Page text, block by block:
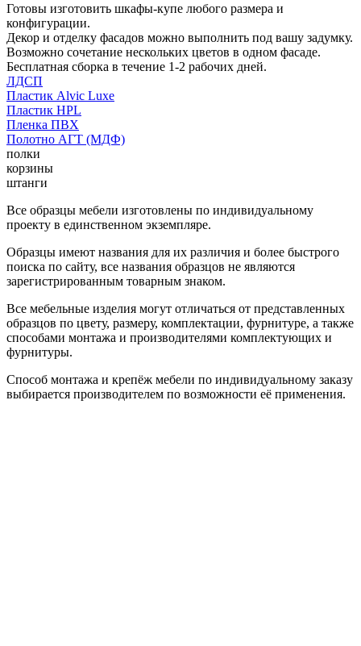
Готовы изготовить шкафы-купе любого размера и
конфигурации.
Декор и отделку фасадов можно выполнить под вашу задумку.
Возможно сочетание нескольких цветов в одном фасаде.
Бесплатная сборка в течение 1-2 рабочих дней.
ЛДСП
Пластик Alvic Luxe
Пластик HPL
Пленка ПВХ
Полотно АГТ (МДФ)
полки
корзины
штанги
Все образцы мебели изготовлены по индивидуальному
проекту в единственном экземпляре.
Образцы имеют названия для их различия и более быстрого
поиска по сайту, все названия образцов не являются
зарегистрированным товарным знаком.
Все мебельные изделия могут отличаться от представленных
образцов по цвету, размеру, комплектации, фурнитуре, а также
способами монтажа и производителями комплектующих и
фурнитуры.
Способ монтажа и крепёж мебели по индивидуальному заказу
выбирается производителем по возможности её применения.